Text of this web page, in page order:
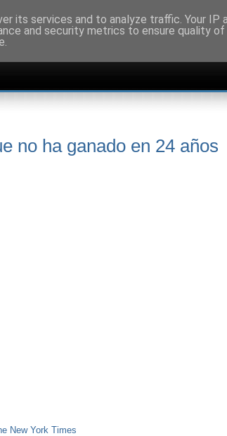
no ha ganado en 24 años
New York Times
its services and to analyze traffic. Your IP
and security metrics to ensure quality